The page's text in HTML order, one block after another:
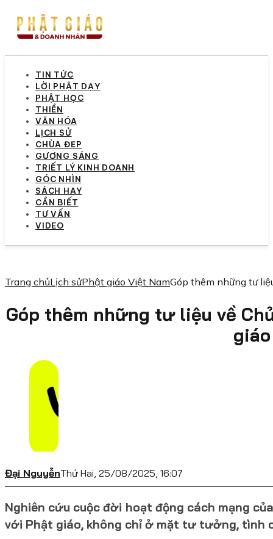
TIN TỨC
LỜI PHẬT DẠY
PHẬT HỌC
THIỀN
VĂN HÓA
LỊCH SỬ
CHÙA ĐẸP
GƯƠNG SÁNG
TRIẾT LÝ KINH DOANH
GÓC NHÌN
SÁCH HAY
CẦN BIẾT
TƯ VẤN
VIDEO
Trang chủLịch sửPhật giáo Việt NamGóp thêm những tư
Góp thêm những tư liệu về
giáo
Đại NguyễnThứ Hai, 25/08/2025, 16:07
Nghiên cứu cuộc đời hoạt động cách mạng
với Phật giáo, không chỉ ở mặt tư tưởng, tình